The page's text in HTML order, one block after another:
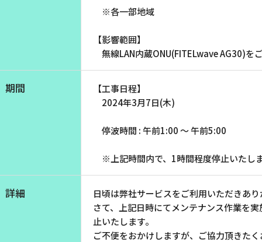
受付時間：9:30〜18:00 年中無休
Webメール
※各一部地域
【影響範囲】
無線LAN内蔵ONU(FITELwave AG30)を
期間
【工事日程】
2024年3月7日(木)
停波時間 : 午前1:00 ～ 午前5:00
※上記時間内で、1時間程度停止いたし
詳細
日頃は弊社サービスをご利用いただきあ
さて、上記日時にてメンテナンス作業を
止いたします。
ご不便をおかけしますが、ご協力頂きた